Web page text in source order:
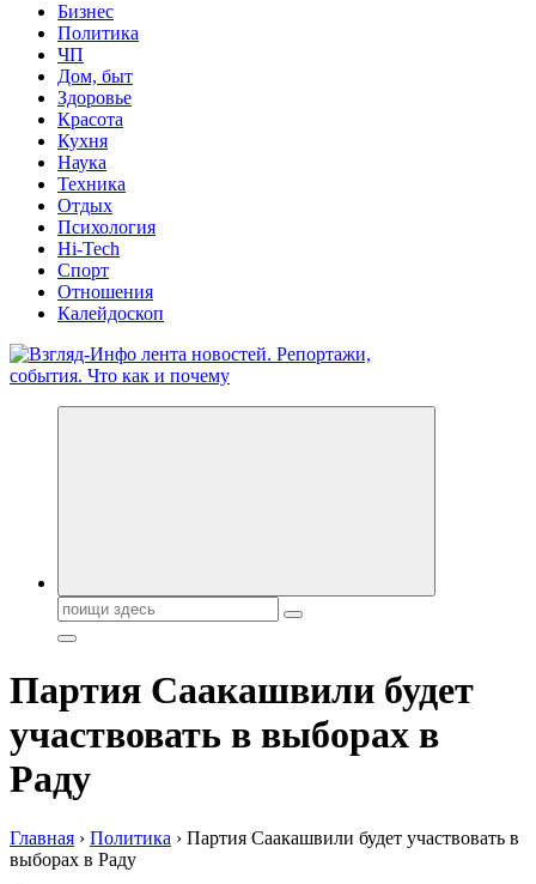
Бизнес
Политика
ЧП
Дом, быт
Здоровье
Красота
Кухня
Наука
Техника
Отдых
Психология
Hi-Tech
Спорт
Отношения
Калейдоскоп
Обо всем и обо всех, что зачем и почему. Новости политики,
Поиск:
Партия Саакашвили будет
участвовать в выборах в
Раду
Главная › Политика › Партия Саакашвили будет участвовать в
выборах в Раду